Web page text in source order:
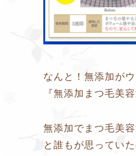
なんと！無添加が
『無添加まつ毛美
無添加でまつ毛美
と誰もが思ってい